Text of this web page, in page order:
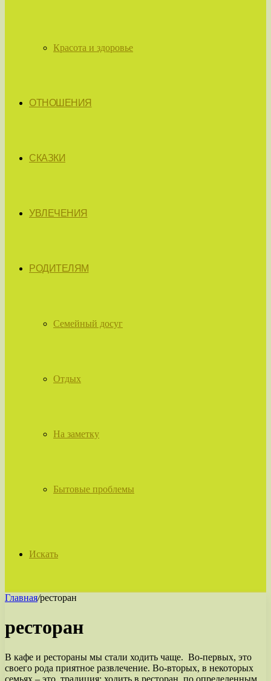
Красота и здоровье
ОТНОШЕНИЯ
СКАЗКИ
УВЛЕЧЕНИЯ
РОДИТЕЛЯМ
Семейный досуг
Отдых
На заметку
Бытовые проблемы
Искать
Главная/ресторан
ресторан
В кафе и рестораны мы стали ходить чаще. Во-первых, это
своего рода приятное развлечение. Во-вторых, в некоторых
семьях – это традиция: ходить в ресторан, по определенным